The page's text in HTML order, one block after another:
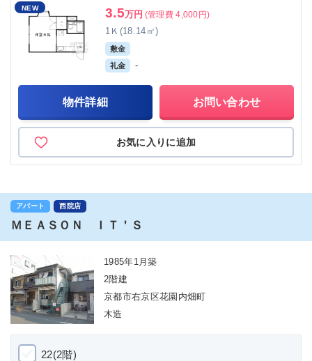
NEW 3.5万円 (管理費 4,000円)
1Ｋ(18.14㎡)
敷金
礼金
-
物件詳細 お問い合わせ
お気に入りに追加
アパート 西院店
ＭＥＡＳＯＮ ＩＴ＇Ｓ
1985年1月築
2階建
京都市右京区花園内畑町
木造
22(2階)